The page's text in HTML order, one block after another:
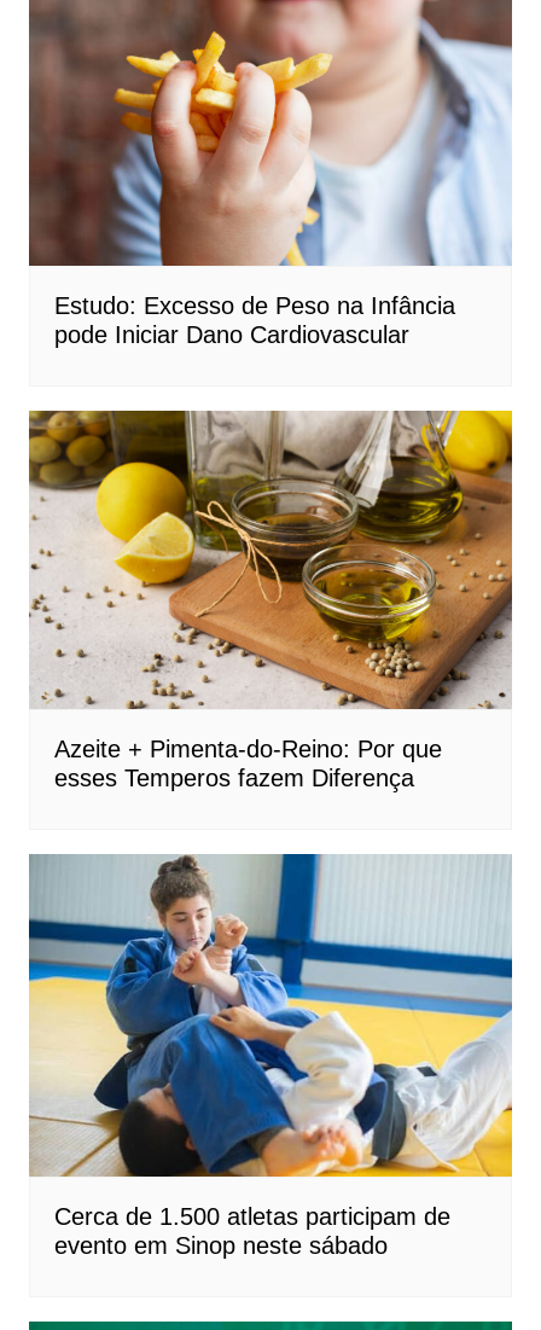
Estudo: Excesso de Peso na Infância
pode Iniciar Dano Cardiovascular
Azeite + Pimenta-do-Reino: Por que
esses Temperos fazem Diferença
Cerca de 1.500 atletas participam de
evento em Sinop neste sábado